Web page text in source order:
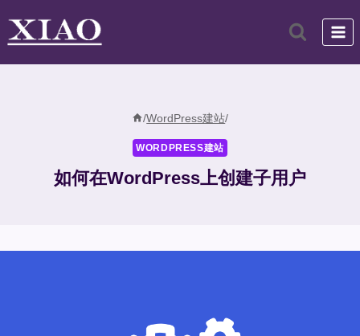
/WordPress建站/
WORDPRESS建站
如何在WordPress上创建子用户